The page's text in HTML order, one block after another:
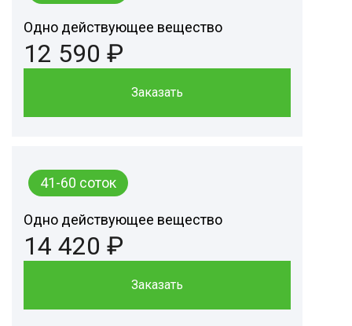
Одно действующее вещество
12 590 ₽
Заказать
41-60 соток
Одно действующее вещество
14 420 ₽
Заказать